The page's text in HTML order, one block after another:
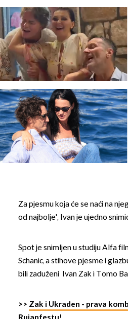
Za pjesmu koja će se naći na
od najbolje', Ivan je ujedno
Spot je snimljen u studiju Alfa
Schanic, a stihove pjesme i
bili zaduženi Ivan Zak i Tomo
>> Zak i Ukraden - prava